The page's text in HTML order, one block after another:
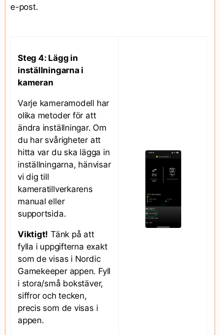
e-post.
Steg 4: Lägg in
inställningarna i
kameran
Varje kameramodell har
olika metoder för att
ändra inställningar. Om
du har svårigheter att
hitta var du ska lägga in
inställningarna, hänvisar
vi dig till
kameratillverkarens
manual eller
supportsida.
Viktigt! Tänk på att
fylla i uppgifterna exakt
som de visas i Nordic
Gamekeeper appen. Fyll
i stora/små bokstäver,
siffror och tecken,
precis som de visas i
appen.